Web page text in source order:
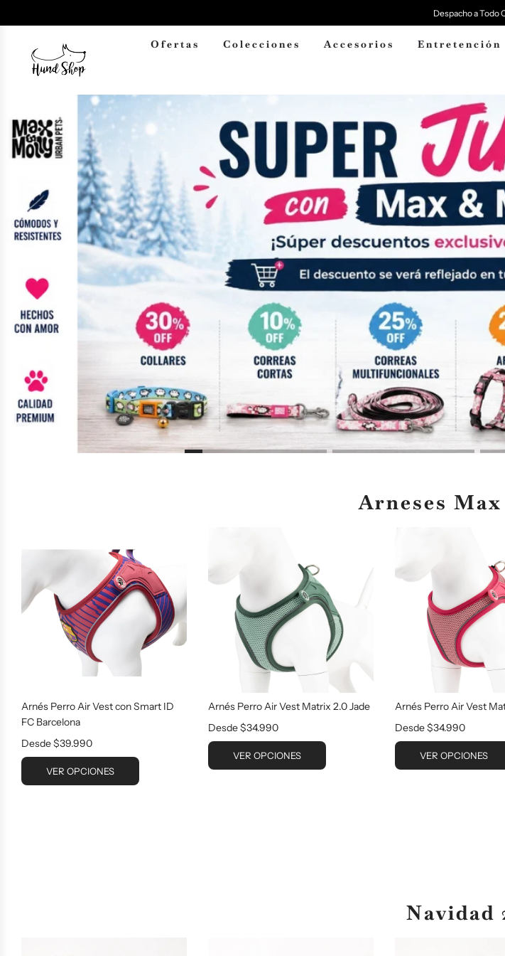
Despacho a Todo
Ofertas Colecciones Accesorios Entretención
Arneses
Arnés Perro Air Vest con Smart ID
FC Barcelona
Desde$39.990
VER OPCIONES
Arnés Perro Air Vest Matrix 2.0 Jade
Desde$34.990
VER OPCIONES
Arnés Perro Air Vest
Desde$34.990
VER OPCIONES
Navidad